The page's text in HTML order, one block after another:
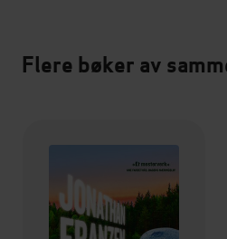
Flere bøker av